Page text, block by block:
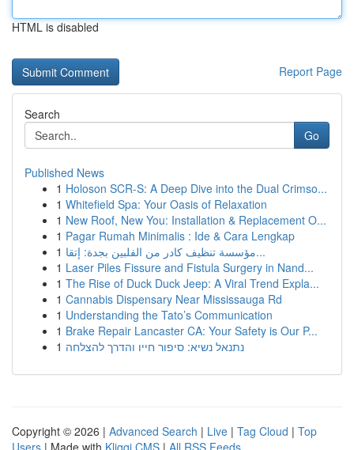
HTML is disabled
Report Page
Search
Go
Published News
1 Holoson SCR-S: A Deep Dive into the Dual Crimso...
1 Whitefield Spa: Your Oasis of Relaxation
1 New Roof, New You: Installation & Replacement O...
1 Pagar Rumah Minimalis : Ide & Cara Lengkap
1
مؤسسة تنظيف كادر من الفلبين بجدة: إتقا...
1 Laser Piles Fissure and Fistula Surgery in Nand...
1 The Rise of Duck Duck Jeep: A Viral Trend Expla...
1 Cannabis Dispensary Near Mississauga Rd
1 Understanding the Tato’s Communication
1 Brake Repair Lancaster CA: Your Safety is Our P...
1 נתנאל נשיא: סיפור חייו והדרך להצלחה
Copyright © 2026 | Advanced Search | Live | Tag Cloud | Top
Users | Made with Kliqqi CMS | All RSS Feeds